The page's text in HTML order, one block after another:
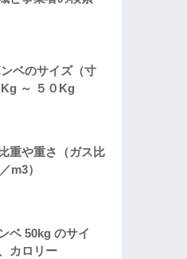
ベのサイズ（寸
～ ５０Kg
重や重さ（ガス比
m3）
ベ 50kg のサイ
カロリー